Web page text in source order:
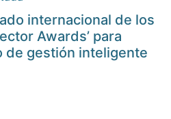
internacional de los
Awards’ para
de gestión inteligente